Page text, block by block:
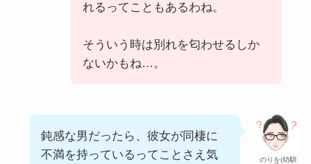
れるってこともあるわね。
そういう時は別れを匂わせるしか
ないかもね…。
のりを(幼馴
鈍感な男だったら、彼女が同棲に
不満を持っているってことさえ気